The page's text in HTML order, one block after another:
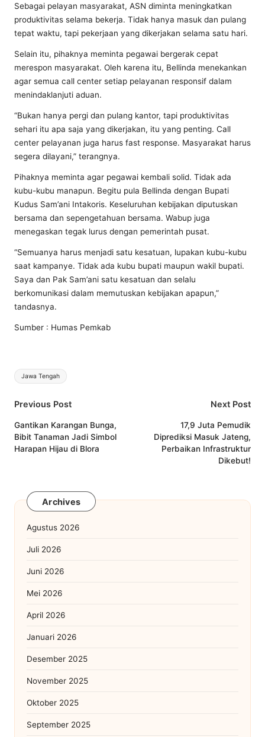
Sebagai pelayan masyarakat, ASN diminta meningkatkan
produktivitas selama bekerja. Tidak hanya masuk dan pulang
tepat waktu, tapi pekerjaan yang dikerjakan selama satu hari.
Selain itu, pihaknya meminta pegawai bergerak cepat
merespon masyarakat. Oleh karena itu, Bellinda menekankan
agar semua call center setiap pelayanan responsif dalam
menindaklanjuti aduan.
“Bukan hanya pergi dan pulang kantor, tapi produktivitas
sehari itu apa saja yang dikerjakan, itu yang penting. Call
center pelayanan juga harus fast response. Masyarakat harus
segera dilayani,” terangnya.
Pihaknya meminta agar pegawai kembali solid. Tidak ada
kubu-kubu manapun. Begitu pula Bellinda dengan Bupati
Kudus Sam’ani Intakoris. Keseluruhan kebijakan diputuskan
bersama dan sepengetahuan bersama. Wabup juga
menegaskan tegak lurus dengan pemerintah pusat.
“Semuanya harus menjadi satu kesatuan, lupakan kubu-kubu
saat kampanye. Tidak ada kubu bupati maupun wakil bupati.
Saya dan Pak Sam’ani satu kesatuan dan selalu
berkomunikasi dalam memutuskan kebijakan apapun,”
tandasnya.
Sumber : Humas Pemkab
Tags:
Jawa Tengah
Post
navigation
Previous Post
Gantikan Karangan Bunga,
Bibit Tanaman Jadi Simbol
Harapan Hijau di Blora
Next Post
17,9 Juta Pemudik
Diprediksi Masuk Jateng,
Perbaikan Infrastruktur
Dikebut!
Archives
Agustus 2026
Juli 2026
Juni 2026
Mei 2026
April 2026
Januari 2026
Desember 2025
November 2025
Oktober 2025
September 2025